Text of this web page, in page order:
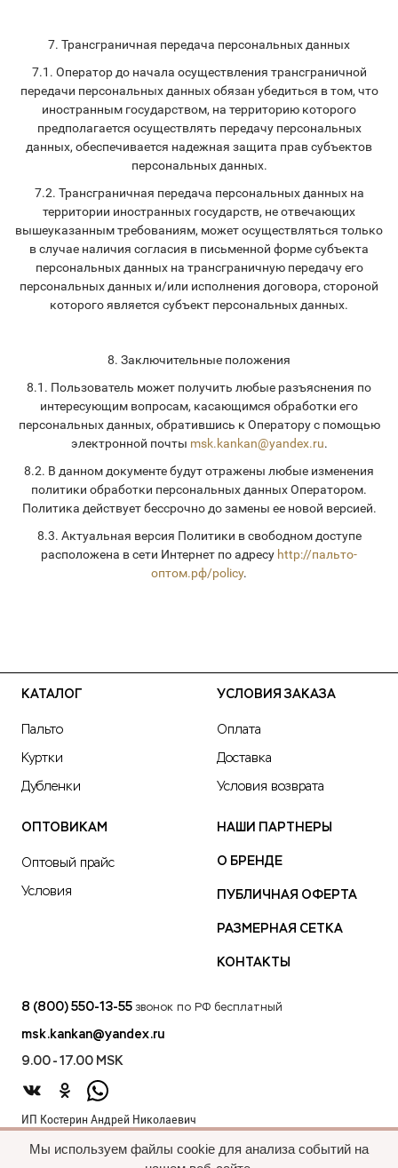
7. Трансграничная передача персональных данных
7.1. Оператор до начала осуществления трансграничной
передачи персональных данных обязан убедиться в том, что
иностранным государством, на территорию которого
предполагается осуществлять передачу персональных
данных, обеспечивается надежная защита прав субъектов
персональных данных.
7.2. Трансграничная передача персональных данных на
территории иностранных государств, не отвечающих
вышеуказанным требованиям, может осуществляться только
в случае наличия согласия в письменной форме субъекта
персональных данных на трансграничную передачу его
персональных данных и/или исполнения договора, стороной
которого является субъект персональных данных.
8. Заключительные положения
8.1. Пользователь может получить любые разъяснения по
интересующим вопросам, касающимся обработки его
персональных данных, обратившись к Оператору с помощью
электронной почты msk.kankan@yandex.ru.
8.2. В данном документе будут отражены любые изменения
политики обработки персональных данных Оператором.
Политика действует бессрочно до замены ее новой версией.
8.3. Актуальная версия Политики в свободном доступе
расположена в сети Интернет по адресу http://пальто-
оптом.рф/policy.
КАТАЛОГ
Пальто
Куртки
Дубленки
УСЛОВИЯ ЗАКАЗА
Оплата
Доставка
Условия возврата
ОПТОВИКАМ
Оптовый прайс
Условия
НАШИ ПАРТНЕРЫ
О БРЕНДЕ
ПУБЛИЧНАЯ ОФЕРТА
РАЗМЕРНАЯ СЕТКА
КОНТАКТЫ
8 (800) 550-13-55 звонок по РФ бесплатный
msk.kankan@yandex.ru
9.00 - 17.00 MSK
ИП Костерин Андрей Николаевич
440012, проезд 2-й Лиственный д.20 г. Пенза Пензенская обл.,
Мы используем файлы cookie для анализа событий на